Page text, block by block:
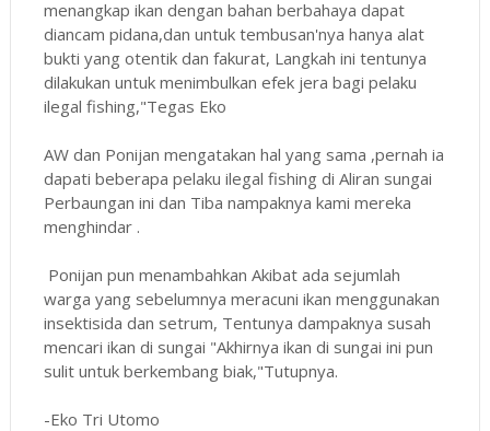
menangkap ikan dengan bahan berbahaya dapat
diancam pidana,dan untuk tembusan'nya hanya alat
bukti yang otentik dan fakurat, Langkah ini tentunya
dilakukan untuk menimbulkan efek jera bagi pelaku
ilegal fishing,"Tegas Eko
AW dan Ponijan mengatakan hal yang sama ,pernah ia
dapati beberapa pelaku ilegal fishing di Aliran sungai
Perbaungan ini dan Tiba nampaknya kami mereka
menghindar .
Ponijan pun menambahkan Akibat ada sejumlah
warga yang sebelumnya meracuni ikan menggunakan
insektisida dan setrum, Tentunya dampaknya susah
mencari ikan di sungai "Akhirnya ikan di sungai ini pun
sulit untuk berkembang biak,"Tutupnya.
-Eko Tri Utomo